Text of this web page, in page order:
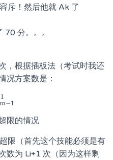
斥！然后他就 Ak 了
分。。。
，根据插板法（考试时我还
况方案数是：
1
−1
−1
限的情况
限（首先这个技能必须是有
数为 Li+1 次（因为这样剩